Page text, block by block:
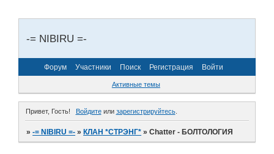
-= NIBIRU =-
Форум Участники Поиск Регистрация Войти
Активные темы
Привет, Гость! Войдитеили зарегистрируйтесь.
»-= NIBIRU =- »КЛАН *СТРЭНГ* »Chatter - БОЛТОЛОГИЯ